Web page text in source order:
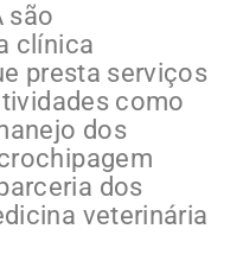
são
clínica
presta serviços
como
dos
dos
veterinária